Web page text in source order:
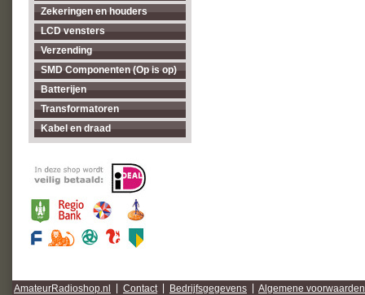
Zekeringen en houders
LCD vensters
Verzending
SMD Componenten (Op is op)
Batterijen
Transformatoren
Kabel en draad
AmateurRadioshop.nl Contact Bedrijfsgegevens
Algemene voorwaarden